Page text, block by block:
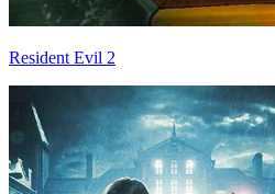
Resident Evil 2